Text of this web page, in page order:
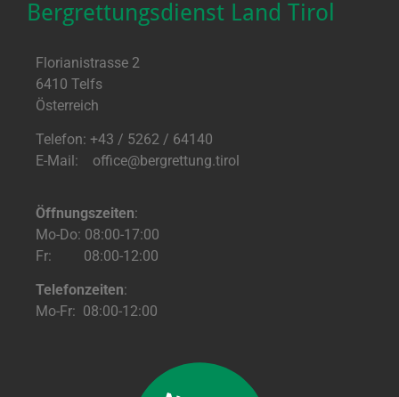
Bergrettungsdienst Land Tirol
Florianistrasse 2
6410 Telfs
Österreich
Telefon: +43 / 5262 / 64140
E-Mail: office@bergrettung.tirol
Öffnungszeiten:
Mo-Do: 08:00-17:00
Fr: 08:00-12:00
Telefonzeiten:
Mo-Fr: 08:00-12:00